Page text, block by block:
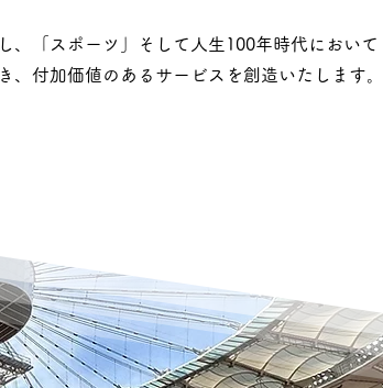
、「スポーツ」そして人生100年時代において
、付加価値のあるサービスを創造いたします。